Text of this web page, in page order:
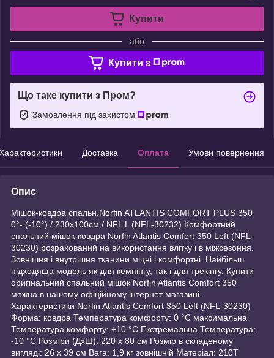
Купити
або
Купити з
Що таке купити з Пром?
Замовлення під захистом
Доставка Оплата Умови повернення
Опис
Мішок-ковдра спальн.Norfin ATLANTIS COMFORT PLUS 350
0°- (-10°) / 230х100см / NFL L (NFL-30232) Комфортний
спальний мішок-ковдра Norfin Atlantis Comfort 350 Left (NFL-
30230) розрахований на використання влітку і в міжсезоння.
Зовнішня і внутрішня тканини міцні і комфортні. Найбільш
підходяща модель як для кемпінгу, так і для трекінгу. Купити
оригінальний спальний мішок Norfin Atlantis Comfort 350
можна в нашому офіційному інтернет магазині.
Характеристики Norfin Atlantis Comfort 350 Left (NFL-30230)
Форма: ковдра Температура комфорту: 0 °С максимальна
Температура комфорту: +10 °С Екстремальна Температура:
-10 °С Розміри (ДхШ): 220 х 80 см Розмір в складеному
вигляді: 26 x 39 см Вага: 1,9 кг зовнішній Матеріал: 210T